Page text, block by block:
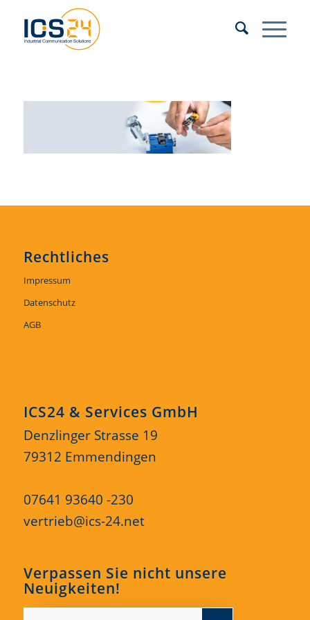
Rechtliches
Impressum
Datenschutz
AGB
ICS24 & Services GmbH
Denzlinger Strasse 19
79312 Emmendingen
07641 93640 -230
vertrieb@ics-24.net
Verpassen Sie nicht unsere
Neuigkeiten!